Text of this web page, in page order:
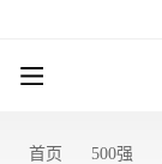
首页 500强